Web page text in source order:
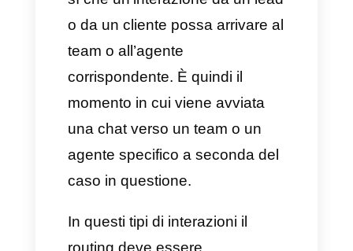
applicare le strategie utili alle
aziende. Ti consigliamo di
continuare a leggere così da
successo il routing sia per i
team di vendita che per quelli
di supporto.